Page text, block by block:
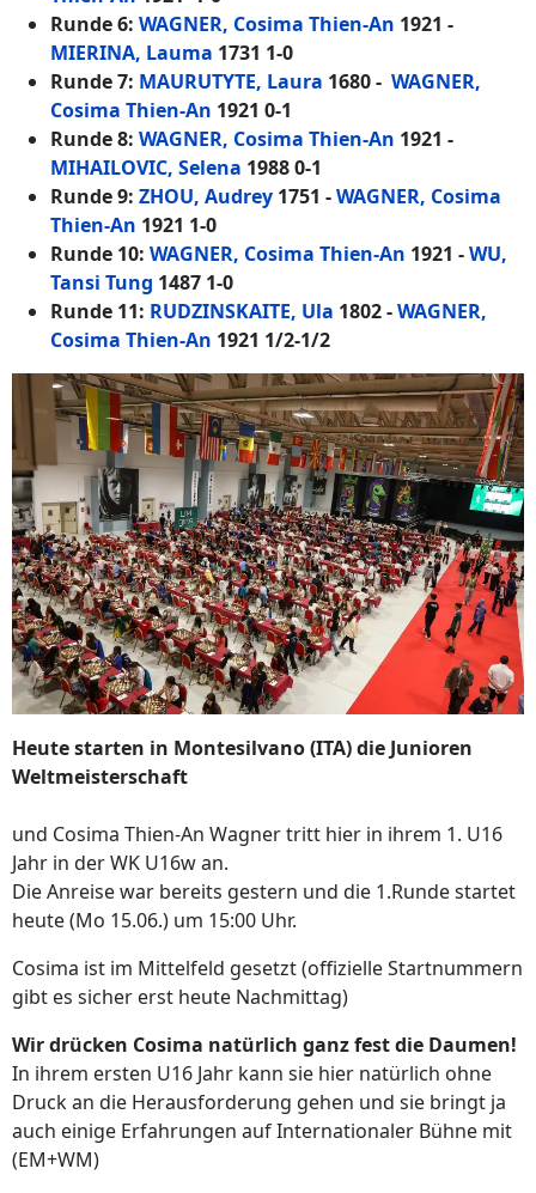
Runde 6: WAGNER, Cosima Thien-An 1921 -
MIERINA, Lauma 1731 1-0
Runde 7: MAURUTYTE, Laura 1680 - WAGNER,
Cosima Thien-An 1921 0-1
Runde 8: WAGNER, Cosima Thien-An 1921 -
MIHAILOVIC, Selena 1988 0-1
Runde 9: ZHOU, Audrey 1751 -WAGNER, Cosima
Thien-An 1921 1-0
Runde 10: WAGNER, Cosima Thien-An 1921 -WU,
Tansi Tung 1487 1-0
Runde 11: RUDZINSKAITE, Ula 1802 -WAGNER,
Cosima Thien-An 1921 1/2-1/2
Heute starten in Montesilvano (ITA) die Junioren
Weltmeisterschaft
und Cosima Thien-An Wagner tritt hier in ihrem 1. U16
Jahr in der WK U16w an.
Die Anreise war bereits gestern und die 1.Runde startet
heute (Mo 15.06.) um 15:00 Uhr.
Cosima ist im Mittelfeld gesetzt (offizielle Startnummern
gibt es sicher erst heute Nachmittag)
Wir drücken Cosima natürlich ganz fest die Daumen!
In ihrem ersten U16 Jahr kann sie hier natürlich ohne
Druck an die Herausforderung gehen und sie bringt ja
auch einige Erfahrungen auf Internationaler Bühne mit
(EM+WM)